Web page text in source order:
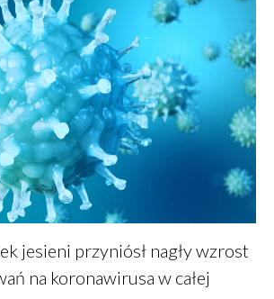
jesieni przyniósł nagły wzrost
na koronawirusa w całej